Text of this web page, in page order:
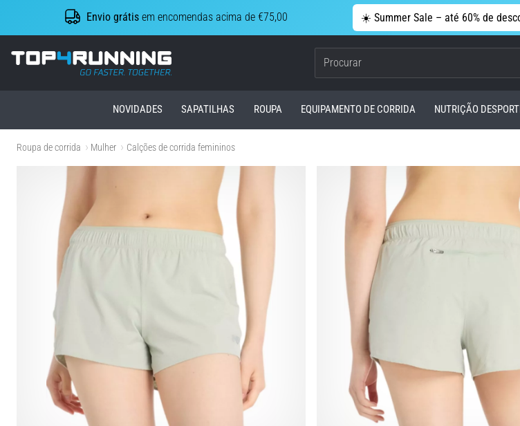
Envio grátis em encomendas acima de €75,00 ☀️ Summer Sale – até 60% de
Top4Running.pt
NOVIDADES SAPATILHAS ROUPA EQUIPAMENTO DE CORRIDA NUTRIÇÃO
Roupa de corrida Mulher Calções de corrida femininos